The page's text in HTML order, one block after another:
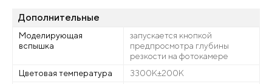
Дополнительные
Моделирующая
вспышка
запускается кнопкой
предпросмотра глубины
резкости на фотокамере
Цветовая температура
3300К±200К